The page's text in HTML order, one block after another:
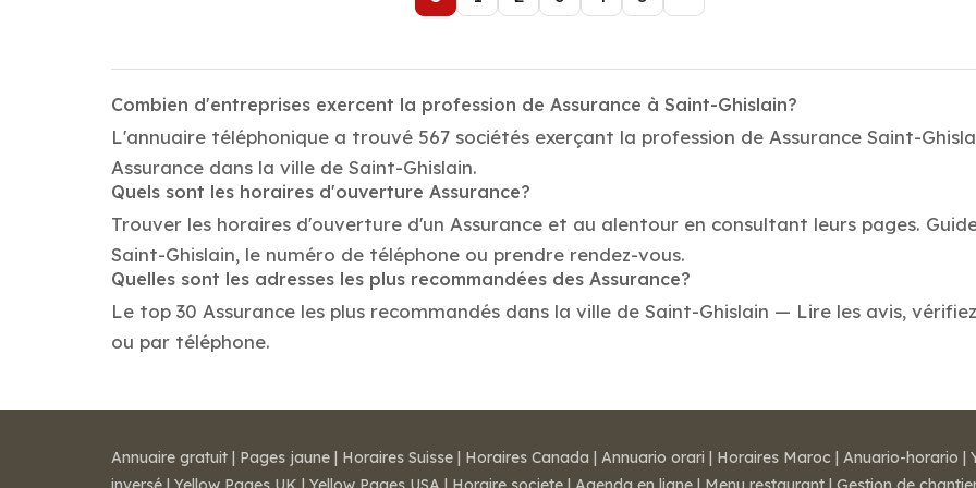
Combien d'entreprises exercent la profession de Assurance à Saint-Ghislain?
L'annuaire téléphonique a trouvé 567 sociétés exerçant la profession de Assurance Saint-
Assurance dans la ville de Saint-Ghislain.
Quels sont les horaires d'ouverture Assurance?
Trouver les horaires d'ouverture d'un Assurance et au alentour en consultant leurs pages.
Saint-Ghislain, le numéro de téléphone ou prendre rendez-vous.
Quelles sont les adresses les plus recommandées des Assurance?
Le top 30 Assurance les plus recommandés dans la ville de Saint-Ghislain — Lire les avis,
ou par téléphone.
Annuaire gratuit | Pages jaune | Horaires Suisse | Horaires Canada | Annuario orari | Horaires Maroc | Anuario-horario |